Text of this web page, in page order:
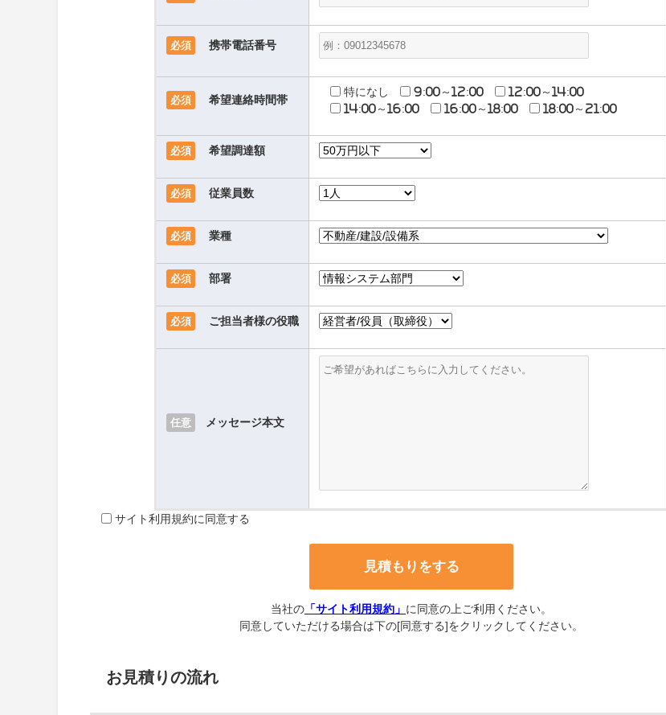
必須 携帯電話番号
必須 希望連絡時間帯
特になし 9:00～12:00
12:00～14:00
14:00～16:00
16:00～18:00 18:00～21:00
必須 希望調達額
必須 従業員数
必須 業種
必須 部署
必須 ご担当者様の役職
任意 メッセージ本文
サイト利用規約に同意する
当社の 「サイト利用規約」 に同意の上ご利用ください。
同意していただける場合は下の[同意する]をクリックしてください。
お見積りの流れ